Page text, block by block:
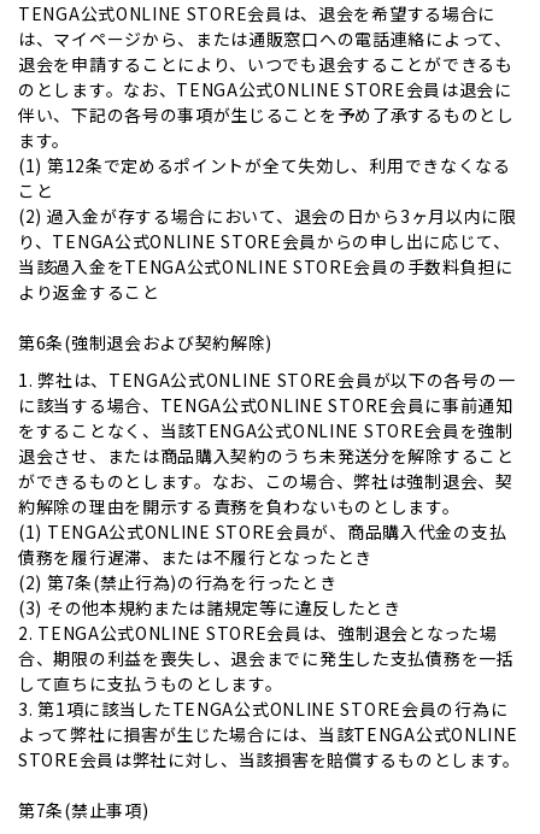
TENGA公式ONLINE STORE会員は、退会を希望する場合に
は、マイページから、または通販窓口への電話連絡によって、
退会を申請することにより、いつでも退会することができるも
のとします。なお、TENGA公式ONLINE STORE会員は退会に
伴い、下記の各号の事項が生じることを予め了承するものとし
ます。
(1) 第12条で定めるポイントが全て失効し、利用できなくなる
こと
(2) 過入金が存する場合において、退会の日から3ヶ月以内に限
り、TENGA公式ONLINE STORE会員からの申し出に応じて、
当該過入金をTENGA公式ONLINE STORE会員の手数料負担に
より返金すること
第6条(強制退会および契約解除)
1. 弊社は、TENGA公式ONLINE STORE会員が以下の各号の一
に該当する場合、TENGA公式ONLINE STORE会員に事前通知
をすることなく、当該TENGA公式ONLINE STORE会員を強制
退会させ、または商品購入契約のうち未発送分を解除すること
ができるものとします。なお、この場合、弊社は強制退会、契
約解除の理由を開示する責務を負わないものとします。
(1) TENGA公式ONLINE STORE会員が、商品購入代金の支払
債務を履行遅滞、または不履行となったとき
(2) 第7条(禁止行為)の行為を行ったとき
(3) その他本規約または諸規定等に違反したとき
2. TENGA公式ONLINE STORE会員は、強制退会となった場
合、期限の利益を喪失し、退会までに発生した支払債務を一括
して直ちに支払うものとします。
3. 第1項に該当したTENGA公式ONLINE STORE会員の行為に
よって弊社に損害が生じた場合には、当該TENGA公式ONLINE
STORE会員は弊社に対し、当該損害を賠償するものとします。
第7条(禁止事項)